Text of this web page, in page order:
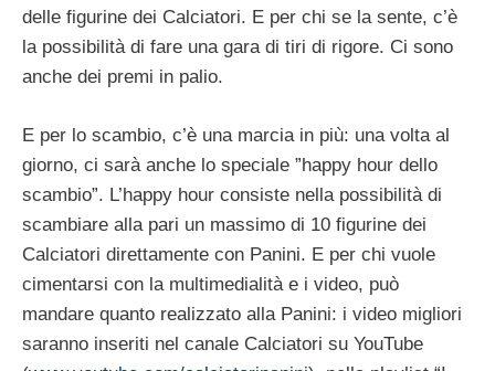
delle figurine dei Calciatori. E per chi se la sente, c’è
la possibilità di fare una gara di tiri di rigore. Ci sono
anche dei premi in palio.
E per lo scambio, c’è una marcia in più: una volta al
giorno, ci sarà anche lo speciale ”happy hour dello
scambio”. L’happy hour consiste nella possibilità di
scambiare alla pari un massimo di 10 figurine dei
Calciatori direttamente con Panini. E per chi vuole
cimentarsi con la multimedialità e i video, può
mandare quanto realizzato alla Panini: i video migliori
saranno inseriti nel canale Calciatori su YouTube